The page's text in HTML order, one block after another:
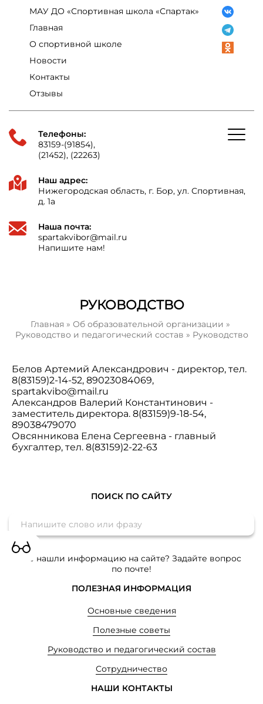
МАУ ДО «Спортивная школа «Спартак»
Главная
О спортивной школе
Новости
Контакты
Отзывы
Телефоны:
83159-(91854),
(21452), (22263)
Наш адрес:
Нижегородская область, г. Бор, ул. Спортивная,
д. 1а
Наша почта:
spartakvibor@mail.ru
Напишите нам!
РУКОВОДСТВО
Главная » Об образовательной организации »
Руководство и педагогический состав » Руководство
Белов Артемий Александрович - директор, тел.
8(83159)2-14-52, 89023084069,
spartakvibo@mail.ru
Александров Валерий Константинович -
заместитель директора. 8(83159)9-18-54,
89038479070
Овсянникова Елена Сергеевна - главный
бухгалтер, тел. 8(83159)2-22-63
ПОИСК ПО САЙТУ
Не нашли информацию на сайте? Задайте вопрос
по почте!
ПОЛЕЗНАЯ ИНФОРМАЦИЯ
Основные сведения
Полезные советы
Руководство и педагогический состав
Сотрудничество
НАШИ КОНТАКТЫ